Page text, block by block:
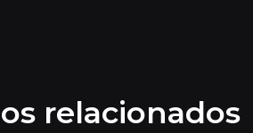
relacionados